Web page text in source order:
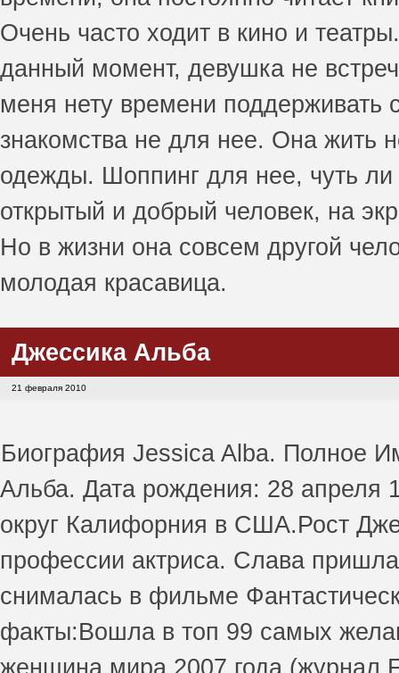
Очень часто ходит в кино и
данный момент, девушка не
меня нету времени
знакомства не для нее. Она жить
одежды. Шоппинг для нее, чуть ли
открытый и добрый человек, на
Но в жизни она совсем другой
молодая красавица.
Джессика Альба
21 февраля 2010
Биография Jessica Alba. Полное
Альба. Дата рождения: 28 апреля
округ Калифорния в США.Рост
профессии актриса. Слава
снималась в фильме
факты:Вошла в топ 99 самых